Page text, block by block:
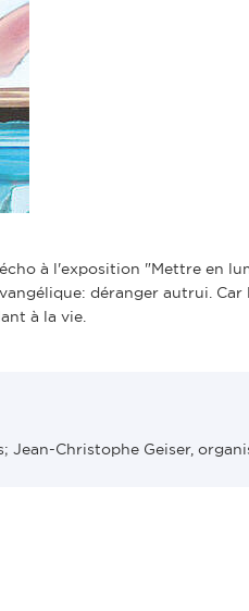
à l'exposition "Mettre en
déranger autrui. Car
à la vie.
Jean-Christophe Geiser,